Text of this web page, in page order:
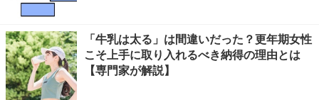
「牛乳は太る」は間違いだった？更年期女性
こそ上手に取り入れるべき納得の理由とは
【専門家が解説】